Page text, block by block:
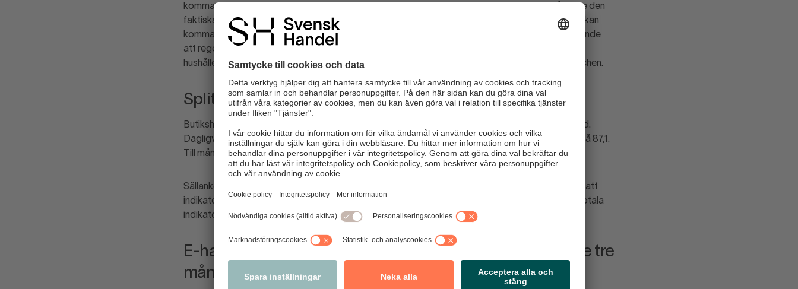
kommande räntesänkningar och en fallande inflation i all ära, men ännu väntar branschen på att se den
faktiska förändringen som ska stärka konsumenternas köpkraft. Först då tror vi att framtidstron kan
komma att öka rejält, säger Sofia Larsen, vd på Svensk Handel och fortsätter: Därför är det lovande
att regeringen nu ser det som en av sina viktigaste uppgifter att understödja återhämtningen av
hushållens köpkraft, vilket aviserades i vårpropositionen. Det är en efterlängtad signal för branschen.
Splittrade framtidsförväntningar inom butikshandeln
Butikshandeln, som utgörs av dagligvaru- och sällanköpshandeln är denna månad något splittrad.
Dagligvaruhandelns framtidsindikator steg med 1,8 punkter, och noteras för ett indikatorvärde på 87,1.
Till mångt och mycket drivs ökningen av en stark tilltro till försäljningen kommande tre månader.
Sällanköpshandelns framtidsförväntningar backar å andra sidan. Ett tapp på 1,4 punkter innebär att
indikatorvärdet landar på 83,3. Slår man samman de två delbranscherna landar butikshandelns totala
indikatorvärde på 85,2, vilket är en ökning med 0,2 punkter jämfört med föregående månad.
E-handlarna ser optimistiskt på försäljningen kommande tre
månader